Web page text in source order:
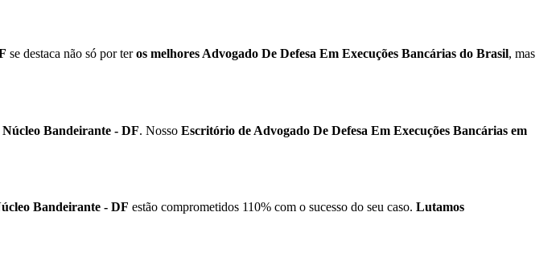
se destaca não só por teros melhores Advogado De Defesa Em Execuções Bancárias do Brasil, mas
Núcleo Bandeirante - DF. Nosso Escritório de Advogado De Defesa Em Execuções Bancárias em
Bandeirante - DF estão comprometidos 110% com o sucesso do seu caso. Lutamos